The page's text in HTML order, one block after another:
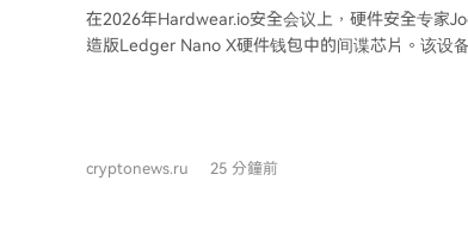
在2026年Hardwear.io安全会议上，硬件安全专家
造版Ledger Nano X硬件钱包中的间谍芯片。该设
通过内置的4G调制解调器和eSIM，经由蜂窝网络发
cryptonews.ru 25 分鐘前